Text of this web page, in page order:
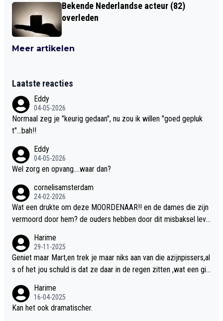
Bekende Nederlandse acteur (82)
overleden
Meer artikelen
Laatste reacties
Eddy
04-05-2026
Normaal zeg je "keurig gedaan", nu zou ik willen "goed gepluk
t"...bah!!
Eddy
04-05-2026
Wel zorg en opvang....waar dan?
cornelisamsterdam
24-02-2026
Wat een drukte om deze MOORDENAAR!! en de dames die zijn
vermoord door hem? de ouders hebben door dit misbaksel leve
t!!
Harime
29-11-2025
Geniet maar Mart,en trek je maar niks aan van die azijnpissers,al
s of het jou schuld is dat ze daar in de regen zitten ,wat een gill
Harime
16-04-2025
Kan het ook dramatischer.